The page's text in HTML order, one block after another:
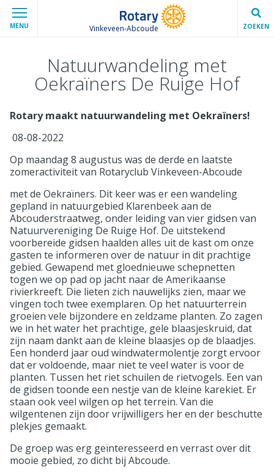
MENU Vinkeveen-Abcoude ZOEKEN
Natuurwandeling met
Oekraïners De Ruige Hof
Rotary maakt natuurwandeling met Oekraïners!
08-08-2022
Op maandag 8 augustus was de derde en laatste
zomeractiviteit van Rotaryclub Vinkeveen-Abcoude
met de Oekraïners. Dit keer was er een wandeling
gepland in natuurgebied Klarenbeek aan de
Abcouderstraatweg, onder leiding van vier gidsen van
Natuurvereniging De Ruige Hof. De uitstekend
voorbereide gidsen haalden alles uit de kast om onze
gasten te informeren over de natuur in dit prachtige
gebied. Gewapend met gloednieuwe schepnetten
togen we op pad op jacht naar de Amerikaanse
rivierkreeft. Die lieten zich nauwelijks zien, maar we
vingen toch twee exemplaren. Op het natuurterrein
groeien vele bijzondere en zeldzame planten. Zo zagen
we in het water het prachtige, gele blaasjeskruid, dat
zijn naam dankt aan de kleine blaasjes op de blaadjes.
Een honderd jaar oud windwatermolentje zorgt ervoor
dat er voldoende, maar niet te veel water is voor de
planten. Tussen het riet schuilen de rietvogels. Een van
de gidsen toonde een nestje van de kleine karekiet. Er
staan ook veel wilgen op het terrein. Van die
wilgentenen zijn door vrijwilligers her en der beschutte
plekjes gemaakt.
De groep was erg geïnteresseerd en verrast over dit
mooie gebied, zo dicht bij Abcoude.